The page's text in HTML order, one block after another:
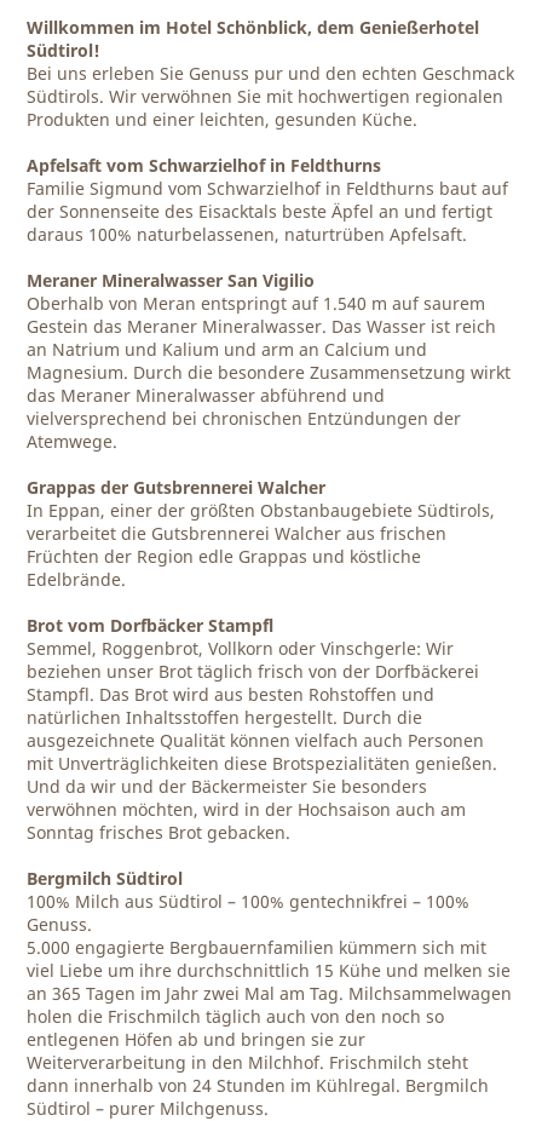
Willkommen im Hotel Schönblick, dem Genießerhotel
Südtirol!
Bei uns erleben Sie Genuss pur und den echten Geschmack
Südtirols. Wir verwöhnen Sie mit hochwertigen regionalen
Produkten und einer leichten, gesunden Küche.
Apfelsaft vom Schwarzielhof in Feldthurns
Familie Sigmund vom Schwarzielhof in Feldthurns baut auf
der Sonnenseite des Eisacktals beste Äpfel an und fertigt
daraus 100% naturbelassenen, naturtrüben Apfelsaft.
Meraner Mineralwasser San Vigilio
Oberhalb von Meran entspringt auf 1.540 m auf saurem
Gestein das Meraner Mineralwasser. Das Wasser ist reich
an Natrium und Kalium und arm an Calcium und
Magnesium. Durch die besondere Zusammensetzung wirkt
das Meraner Mineralwasser abführend und
vielversprechend bei chronischen Entzündungen der
Atemwege.
Grappas der Gutsbrennerei Walcher
In Eppan, einer der größten Obstanbaugebiete Südtirols,
verarbeitet die Gutsbrennerei Walcher aus frischen
Früchten der Region edle Grappas und köstliche
Edelbrände.
Brot vom Dorfbäcker Stampfl
Semmel, Roggenbrot, Vollkorn oder Vinschgerle: Wir
beziehen unser Brot täglich frisch von der Dorfbäckerei
Stampfl. Das Brot wird aus besten Rohstoffen und
natürlichen Inhaltsstoffen hergestellt. Durch die
ausgezeichnete Qualität können vielfach auch Personen
mit Unverträglichkeiten diese Brotspezialitäten genießen.
Und da wir und der Bäckermeister Sie besonders
verwöhnen möchten, wird in der Hochsaison auch am
Sonntag frisches Brot gebacken.
Bergmilch Südtirol
100% Milch aus Südtirol – 100% gentechnikfrei – 100%
Genuss.
5.000 engagierte Bergbauernfamilien kümmern sich mit
viel Liebe um ihre durchschnittlich 15 Kühe und melken sie
an 365 Tagen im Jahr zwei Mal am Tag. Milchsammelwagen
holen die Frischmilch täglich auch von den noch so
entlegenen Höfen ab und bringen sie zur
Weiterverarbeitung in den Milchhof. Frischmilch steht
dann innerhalb von 24 Stunden im Kühlregal. Bergmilch
Südtirol – purer Milchgenuss.